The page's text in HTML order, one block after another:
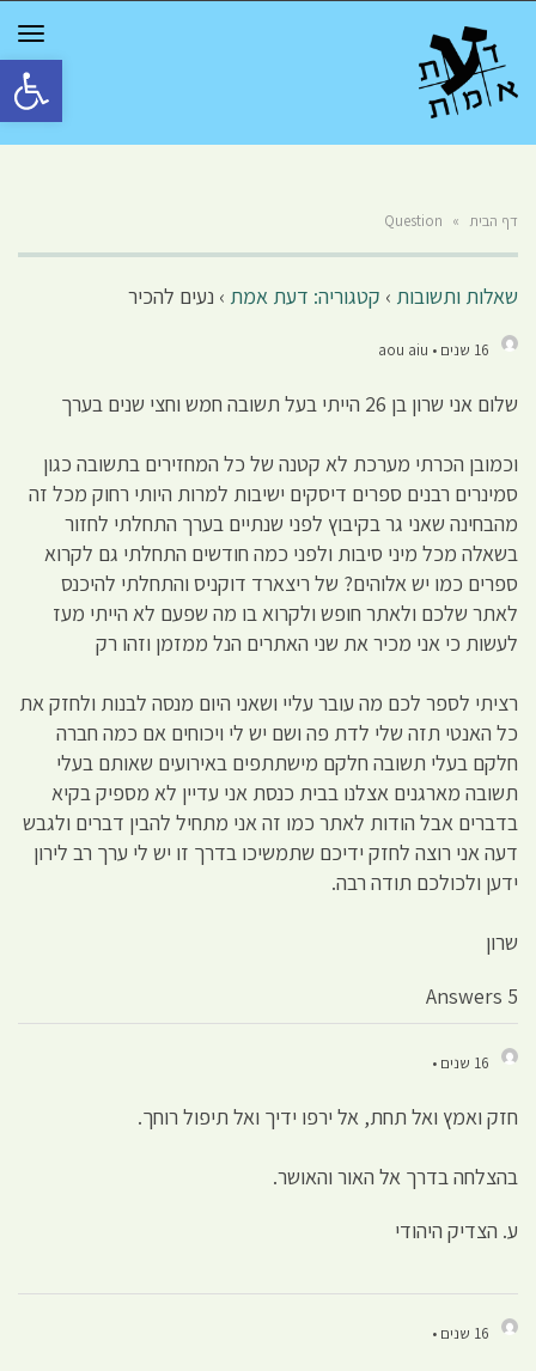
פתח
דף הבית »
Question
שאלות ותשובות › קטגוריה: דעת אמת › נעים להכיר
16 שנים • aou aiu
שלום אני שרון בן 26 הייתי בעל תשובה חמש וחצי שנים בערך
וכמובן הכרתי מערכת לא קטנה של כל המחזירים בתשובה כגון
סמינרים רבנים ספרים דיסקים ישיבות למרות היותי רחוק מכל זה
מהבחינה שאני גר בקיבוץ לפני שנתיים בערך התחלתי לחזור
בשאלה מכל מיני סיבות ולפני כמה חודשים התחלתי גם לקרוא
ספרים כמו יש אלוהים? של ריצארד דוקניס והתחלתי להיכנס
לאתר שלכם ולאתר חופש ולקרוא בו מה שפעם לא הייתי מעז
לעשות כי אני מכיר את שני האתרים הנל ממזמן וזהו רק
רציתי לספר לכם מה עובר עליי ושאני היום מנסה לבנות ולחזק את
כל האנטי תזה שלי לדת פה ושם יש לי ויכוחים אם כמה חברה
חלקם בעלי תשובה חלקם מישתתפים באירועים שאותם בעלי
תשובה מארגנים אצלנו בבית כנסת אני עדיין לא מספיק בקיא
בדברים אבל הודות לאתר כמו זה אני מתחיל להבין דברים ולגבש
דעה אני רוצה לחזק ידיכם שתמשיכו בדרך זו יש לי ערך רב לירון
ידען ולכולכם תודה רבה.
שרון
5 Answers
16 שנים •
חזק ואמץ ואל תחת, אל ירפו ידיך ואל תיפול רוחך.
בהצלחה בדרך אל האור והאושר.
ע. הצדיק היהודי
16 שנים •